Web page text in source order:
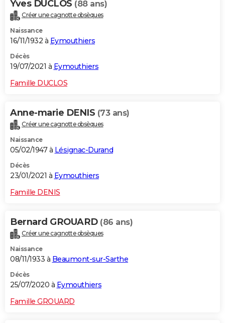
Yves DUCLOS (88 ans)
Créer une cagnotte obsèques
Naissance
16/11/1932 à Eymouthiers
Décès
19/07/2021 à Eymouthiers
Famille DUCLOS
Anne-marie DENIS (73 ans)
Créer une cagnotte obsèques
Naissance
05/02/1947 à Lésignac-Durand
Décès
23/01/2021 à Eymouthiers
Famille DENIS
Bernard GROUARD (86 ans)
Créer une cagnotte obsèques
Naissance
08/11/1933 à Beaumont-sur-Sarthe
Décès
25/07/2020 à Eymouthiers
Famille GROUARD